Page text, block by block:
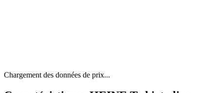
Chargement des données de prix...